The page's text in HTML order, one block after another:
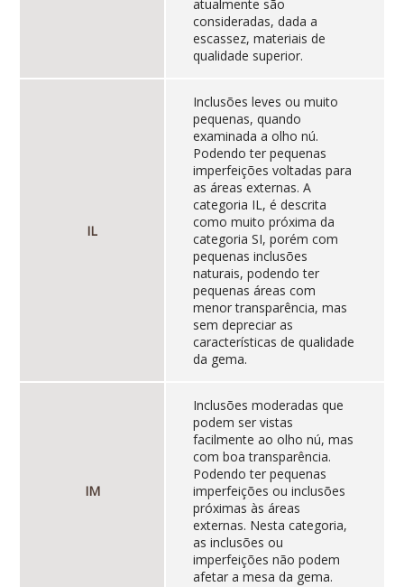
atualmente são
consideradas, dada a
escassez, materiais de
qualidade superior.
IL
Inclusões leves ou muito
pequenas, quando
examinada a olho nú.
Podendo ter pequenas
imperfeições voltadas para
as áreas externas. A
categoria IL, é descrita
como muito próxima da
categoria SI, porém com
pequenas inclusões
naturais, podendo ter
pequenas áreas com
menor transparência, mas
sem depreciar as
características de qualidade
da gema.
IM
Inclusões moderadas que
podem ser vistas
facilmente ao olho nú, mas
com boa transparência.
Podendo ter pequenas
imperfeições ou inclusões
próximas às áreas
externas. Nesta categoria,
as inclusões ou
imperfeições não podem
afetar a mesa da gema.